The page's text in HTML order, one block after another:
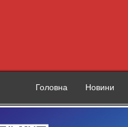
Головна Новини